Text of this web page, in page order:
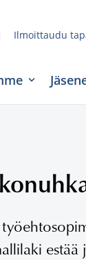
Ilmoittaudu
estää